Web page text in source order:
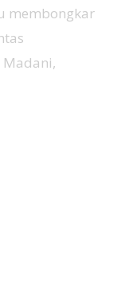
membongkar
Madani,